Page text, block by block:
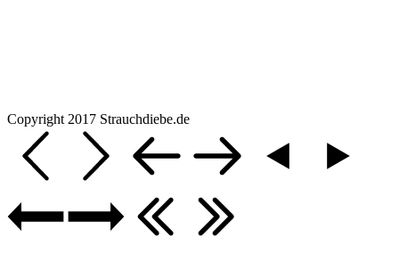
Copyright 2017 Strauchdiebe.de